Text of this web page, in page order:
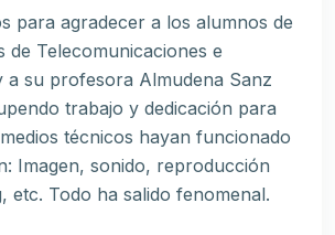
para agradecer a los alumnos de
de Telecomunicaciones e
a su profesora Almudena Sanz
trabajo y dedicación para
técnicos hayan funcionado
Imagen, sonido, reproducción
etc. Todo ha salido fenomenal.